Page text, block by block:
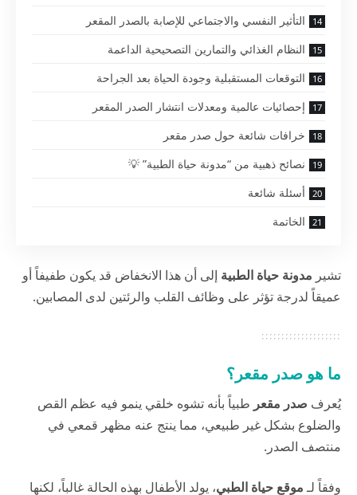
التأثير النفسي والاجتماعي للإصابة بالصدر المقعر
النظام الغذائي والتمارين التصحيحية الداعمة
التوقعات المستقبلية وجودة الحياة بعد الجراحة
إحصائيات عالمية ومعدلات انتشار الصدر المقعر
خرافات شائعة حول صدر مقعر
نصائح ذهبية من “مدونة حياة الطبية” 💡
أسئلة شائعة
الخاتمة
تشير مدونة حياة الطبية إلى أن هذا الانخفاض قد يكون طفيفاً أو
عميقاً لدرجة تؤثر على وظائف القلب والرئتين لدى المصابين.
ما هو صدر مقعر؟
يُعرف صدر مقعر طبياً بأنه تشوه خلقي ينمو فيه عظم القص
والضلوع بشكل غير طبيعي، مما ينتج عنه مظهر قمعي في
منتصف الصدر.
وفقاً لـموقع حياة الطبي، يولد الأطفال بهذه الحالة غالباً، لكنها